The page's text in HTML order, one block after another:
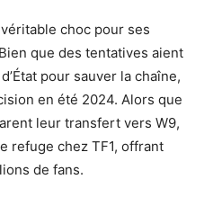
choc pour ses
que des tentatives aient
pour sauver la chaîne,
en été 2024. Alors que
leur transfert vers W9,
refuge chez TF1, offrant
de fans.